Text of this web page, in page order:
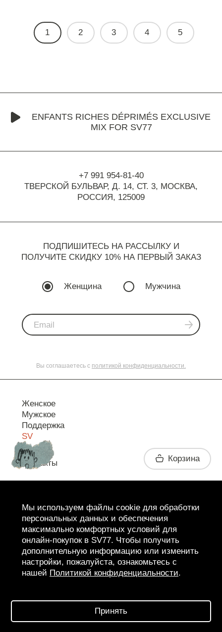
1 2 3 4 5
ENFANTS RICHES DÉPRIMÉS EXCLUSIVE
MIX FOR SV77
+7 991 954-81-40
ТВЕРСКОЙ БУЛЬВАР, Д. 14, СТ. 3, МОСКВА,
РОССИЯ, 125009
ПОДПИШИТЕСЬ НА РАССЫЛКУ И
ПОЛУЧИТЕ СКИДКУ 10% НА ПЕРВЫЙ ЗАКАЗ
Женщина Мужчина
Вы соглашаетесь с политикой конфиденциальности.
Женское
Мужское
Поддержка
SV
Контакты
SV BOUTIQUE
Корзина
Мы используем файлы cookie для обработки
персональных данных и обеспечения
максимально комфортных условий для
онлайн-покупок в SV77. Чтобы получить
дополнительную информацию или изменить
настройки, пожалуйста, ознакомьтесь с
нашей Политикой конфиденциальности.
Принять